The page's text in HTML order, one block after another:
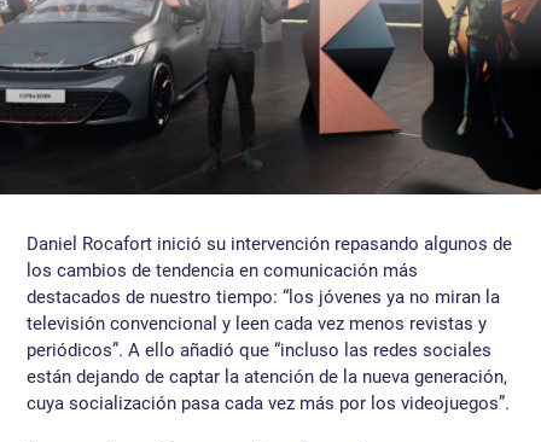
Daniel Rocafort inició su intervención repasando algunos de
los cambios de tendencia en comunicación más
destacados de nuestro tiempo: “los jóvenes ya no miran la
televisión convencional y leen cada vez menos revistas y
periódicos”. A ello añadió que “incluso las redes sociales
están dejando de captar la atención de la nueva generación,
cuya socialización pasa cada vez más por los videojuegos”.